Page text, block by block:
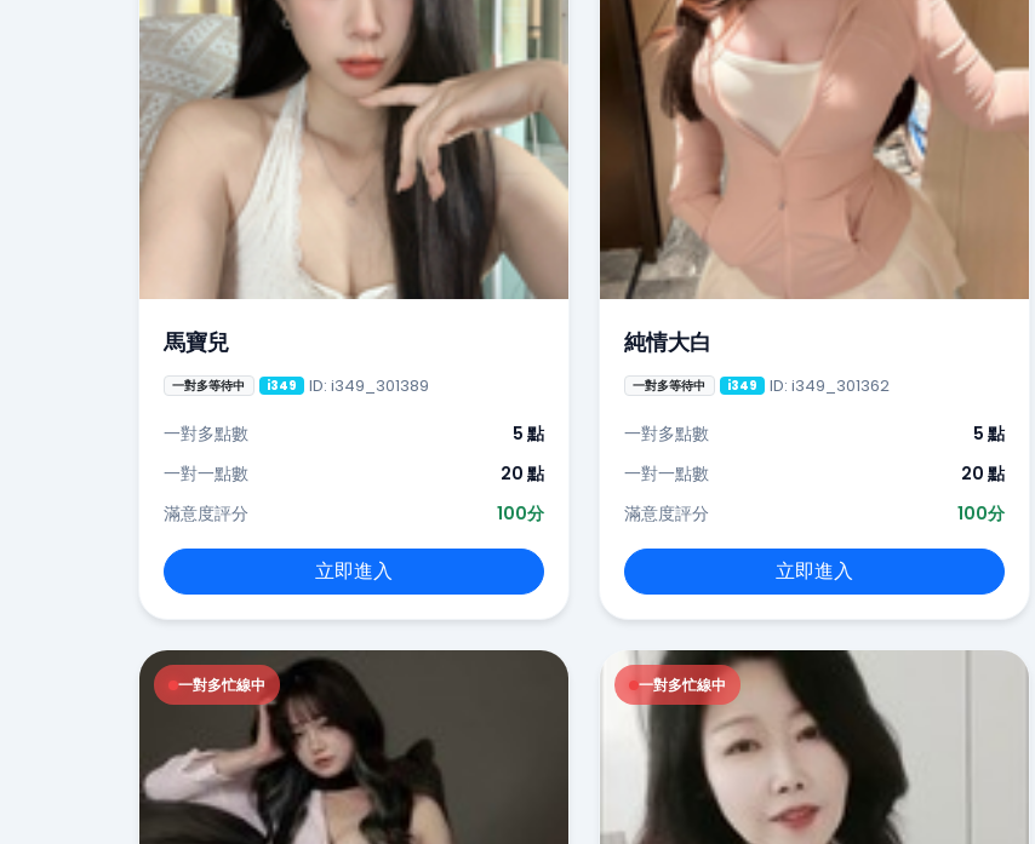
馬寶兒
一對多等待中 i349 ID: i349_301389
一對多點數
5 點
一對一點數
20 點
滿意度評分
100分
立即進入
純情大白
一對多等待中 i349 ID: i349_301362
一對多點數
5 點
一對一點數
20 點
滿意度評分
100分
立即進入
一對多忙線中 一對多忙線中